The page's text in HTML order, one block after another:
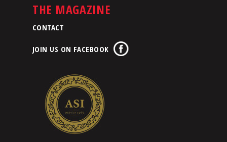
THE MAGAZINE
CONTACT
JOIN US ON FACEBOOK